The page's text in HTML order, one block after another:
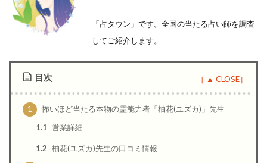
「占タウン」です。全国の当たる占い師を調査
してご紹介します。
目次
1
怖いほど当たる本物の霊能力者「柚花(ユズカ)」先生
1.1 営業詳細
1.2 柚花(ユズカ)先生の口コミ情報